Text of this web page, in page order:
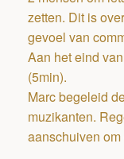
zetten. Dit is
gevoel van
Aan het eind
(5min).
Marc begeleid
muzikanten.
aanschuiven